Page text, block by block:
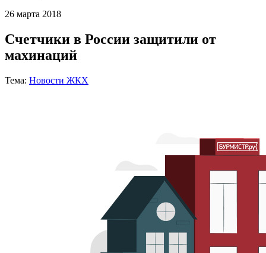
26 марта 2018
Счетчики в России защитили от
махинаций
Тема: Новости ЖКХ